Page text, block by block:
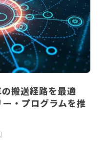
搬送経路を最適
・プログラムを推